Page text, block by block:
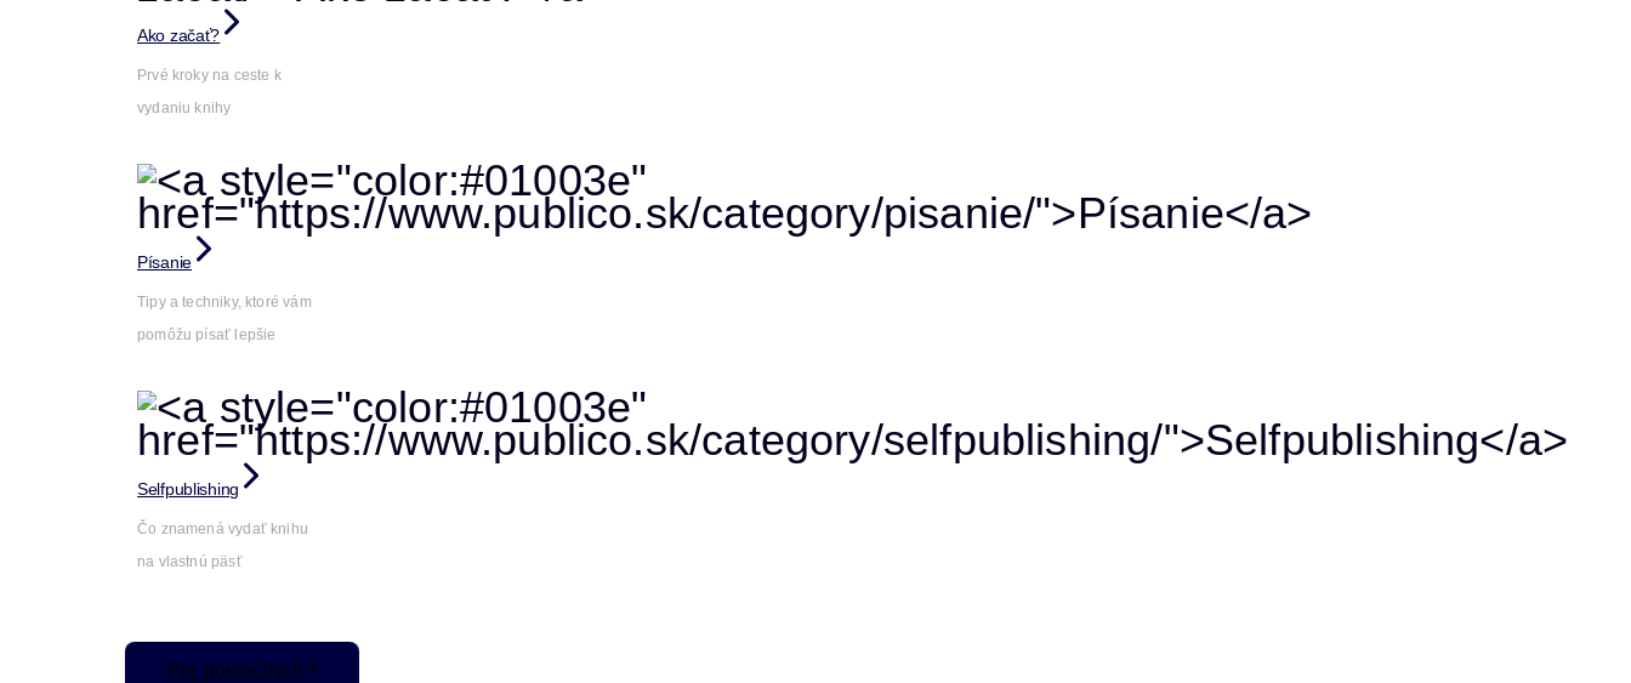
Ako začať?
Prvé kroky na ceste k
vydaniu knihy
Písanie
Tipy a techniky, ktoré vám
pomôžu písať lepšie
Selfpublishing
Čo znamená vydať knihu
na vlastnú päsť
Pre pokročilých